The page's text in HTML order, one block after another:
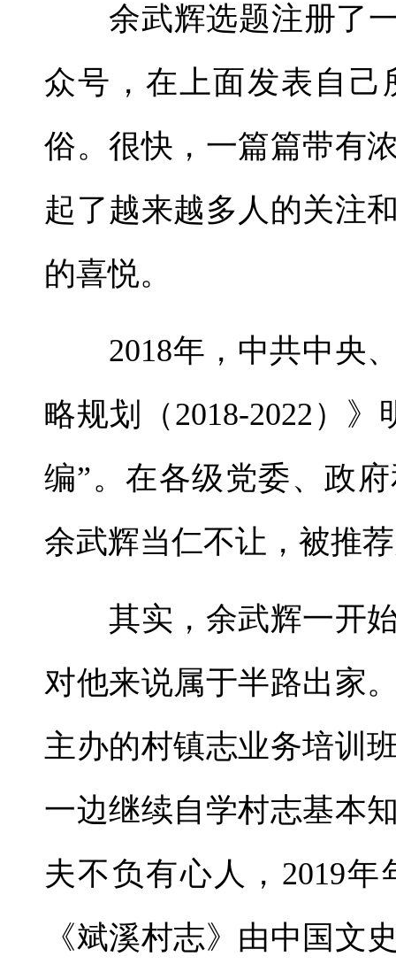
余武辉选题注册了一
众号，在上面发表自
俗。很快，一篇篇带有
起了越来越多人的关注
的喜悦。
2018年，中共中央、
略规划（2018-2022）
编”。在各级党委、政
余武辉当仁不让，被推
其实，余武辉一开始
对他来说属于半路出家
主办的村镇志业务培训
一边继续自学村志基本
夫不负有心人，2019
《斌溪村志》由中国文